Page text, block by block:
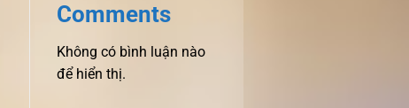
Comments
Không có bình luận nào
để hiển thị.